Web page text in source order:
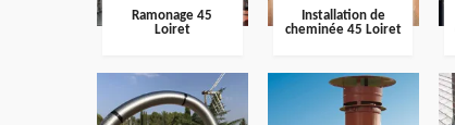
Ramonage 45
Loiret
Installation de
cheminée 45 Loiret